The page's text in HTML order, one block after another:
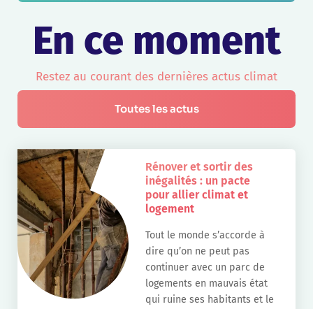
En ce moment
Restez au courant des dernières actus climat
Toutes les actus
Rénover et sortir des
inégalités : un pacte
pour allier climat et
logement
Tout le monde s’accorde à
dire qu’on ne peut pas
continuer avec un parc de
logements en mauvais état
qui ruine ses habitants et le